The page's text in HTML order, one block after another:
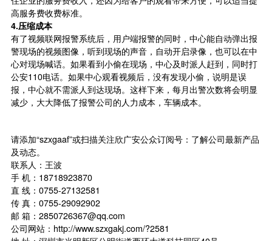
高服务费收费标准。
4.压缩成本
有了视频联网报警系统后，用户端报警的同时，中心能自动弹出报
警现场的视频图像，听到现场的声音，自动开启录像，也可以在中
心对现场喊话。如果看到小偷在现场，中心及时派人赶到，同时打
公安110电话。如果中心观看视频后，没有发现小偷，说明是误
报，中心就不需派人到达现场。这样下来，每月出警次数将会明显
减少，大大降低了报警公司的人力成本，车辆成本。
请添加“szxgaaf”或扫描关注欣广安公众订阅号：了解公司最新产品
及动态。
联系人：王波
手 机：18718923870
直 线：0755-27132581
传 真：0755-29092902
邮 箱：2850726367@qq.com
公司网站：http://www.szxgakj.com/?2581